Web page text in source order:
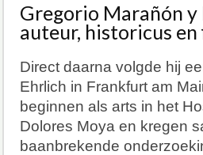
Gregorio Marañón y
auteur, historicus en
Direct daarna volgde hij
Ehrlich in Frankfurt am
beginnen als arts in het
Dolores Moya en kregen
baanbrekende